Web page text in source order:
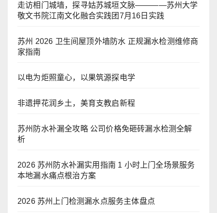
走访相门城墙，探寻姑苏城垣文脉————苏州大学
敬文书院江南文化融合实践团7月16日实践
苏州 2026 卫生间屋顶外墙防水 正规漏水检测维修商
家指南
以电为炬照童心，以果筑源探电学
非遗押花润乡土，美育支教启新程
苏州防水补漏全攻略 公司价格免砸砖漏水检测全解
析
2026 苏州防水补漏实用指南 1 小时上门全场景服务
本地漏水痛点根治方案
2026 苏州上门检测漏水点服务主体盘点